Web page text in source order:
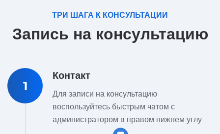
ТРИ ШАГА К КОНСУЛЬТАЦИИ
Запись на консультацию
1
Контакт
Для записи на консультацию
воспользуйтесь быстрым чатом с
администратором в правом нижнем углу